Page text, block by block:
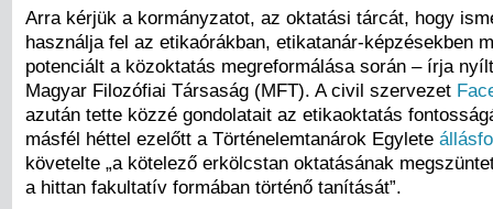
Arra kérjük a kormányzatot, az oktatási tárcát, hogy
használja fel az etikaórákban, etikatanár-képzésekben
potenciált a közoktatás megreformálása során – írja
Magyar Filozófiai Társaság (MFT). A civil szervezet
azután tette közzé gondolatait az etikaoktatás
másfél héttel ezelőtt a Történelemtanárok Egylete
követelte „a kötelező erkölcstan oktatásának
a hittan fakultatív formában történő tanítását”.